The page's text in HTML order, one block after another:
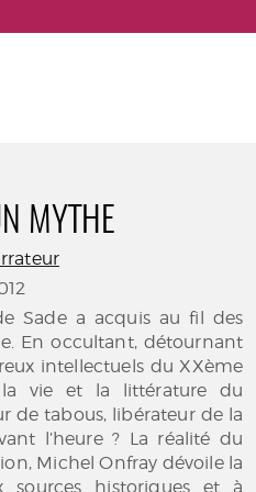
MYTHE
Sade a acquis au fil des
En occultant, détournant
intellectuels du XXème
la vie et la littérature du
de tabous, libérateur de la
l’heure ? La réalité du
Michel Onfray dévoile la
sources historiques et à